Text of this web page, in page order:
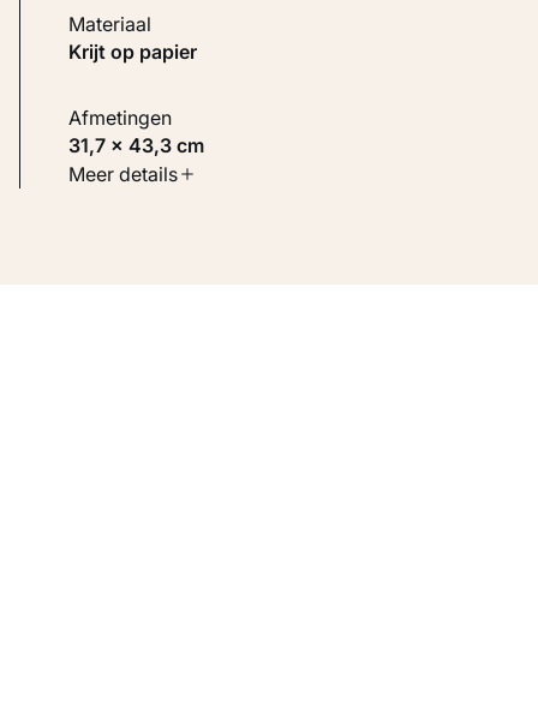
Materiaal
Krijt op papier
Afmetingen
31,7 × 43,3 cm
Soort werk
Meer details